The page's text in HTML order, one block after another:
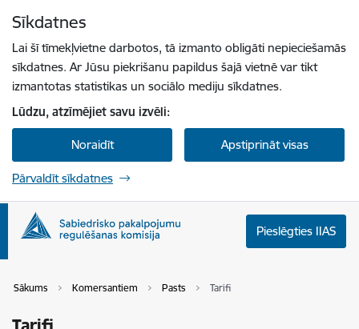
Sīkdatnes
Lai šī tīmekļvietne darbotos, tā izmanto obligāti nepieciešamās
sīkdatnes. Ar Jūsu piekrišanu papildus šajā vietnē var tikt
izmantotas statistikas un sociālo mediju sīkdatnes.
Lūdzu, atzīmējiet savu izvēli:
Noraidīt Apstiprināt visas
Pārvaldīt sīkdatnes
Pieslēgties IIAS
Sākums Komersantiem Pasts Tarifi